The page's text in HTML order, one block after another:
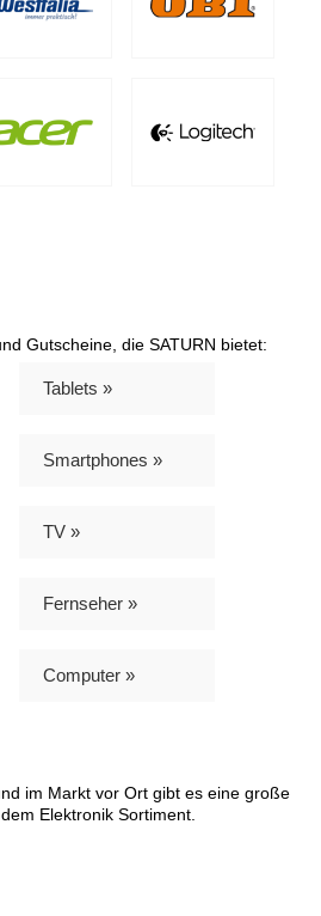
Gutscheine, die SATURN bietet:
Tablets »
Smartphones »
TV »
Fernseher »
Computer »
im Markt vor Ort gibt es eine große
Elektronik Sortiment.